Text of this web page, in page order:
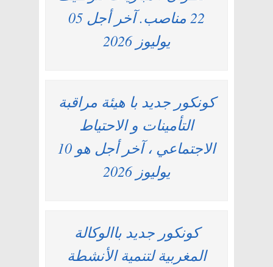
22 مناصب. آخر أجل 05
يوليوز 2026
كونكور جديد با هيئة مراقبة
التأمينات و الاحتياط
الاجتماعي ، آخر أجل هو 10
يوليوز 2026
كونكور جديد باالوكالة
المغربية لتنمية الأنشطة